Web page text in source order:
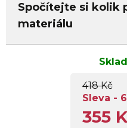
Spočítejte si kolik
materiálu
418 Kč
Sleva -
355